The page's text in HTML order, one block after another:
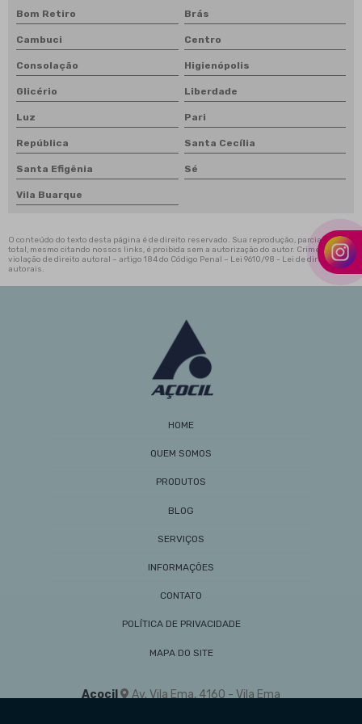
Vigas e perfis estruturais
Bom Retiro Brás
Cambuci Centro
Consolação Higienópolis
Glicério Liberdade
Luz Pari
República Santa Cecília
Santa Efigênia Sé
Vila Buarque
O conteúdo do texto desta página é de direito reservado. Sua reprodução, parcial ou
total, mesmo citando nossos links, é proibida sem a autorização do autor. Crime de
violação de direito autoral – artigo 184 do Código Penal – Lei 9610/98 - Lei de direitos
autorais.
HOME
QUEM SOMOS
PRODUTOS
BLOG
SERVIÇOS
INFORMAÇÕES
CONTATO
POLÍTICA DE PRIVACIDADE
MAPA DO SITE
Açocil
Av. Vila Ema, 4160 - Vila Ema